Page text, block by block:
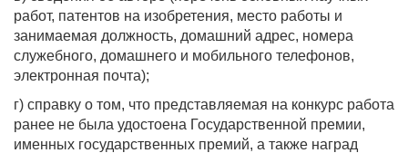
работ, патентов на изобретения, место работы и
занимаемая должность, домашний адрес, номера
служебного, домашнего и мобильного телефонов,
электронная почта);
г) справку о том, что представляемая на конкурс работа
ранее не была удостоена Государственной премии,
именных государственных премий, а также наград